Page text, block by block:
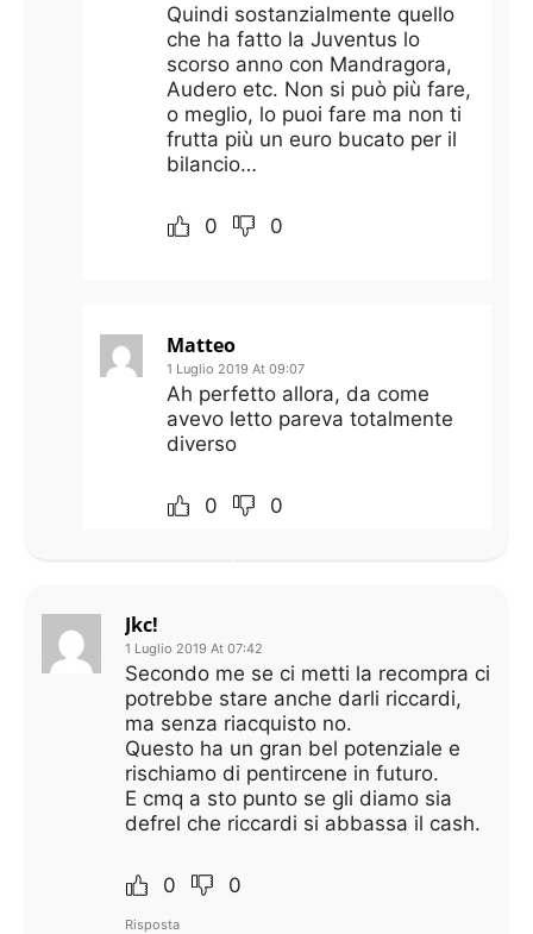
Quindi sostanzialmente quello
che ha fatto la Juventus lo
scorso anno con Mandragora,
Audero etc. Non si può più fare,
o meglio, lo puoi fare ma non ti
frutta più un euro bucato per il
bilancio…
0 0
Matteo
1 Luglio 2019 At 09:07
Ah perfetto allora, da come
avevo letto pareva totalmente
diverso
0 0
Jkc!
1 Luglio 2019 At 07:42
Secondo me se ci metti la recompra ci
potrebbe stare anche darli riccardi,
ma senza riacquisto no.
Questo ha un gran bel potenziale e
rischiamo di pentircene in futuro.
E cmq a sto punto se gli diamo sia
defrel che riccardi si abbassa il cash.
0 0
Risposta